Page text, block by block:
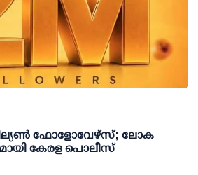
മില്യണ്‍ ഫോളോവേഴ്സ്; ലോക
കേരള പൊലീസ്